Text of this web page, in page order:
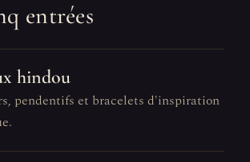
entrées
hindou
pendentifs et bracelets d'inspiration